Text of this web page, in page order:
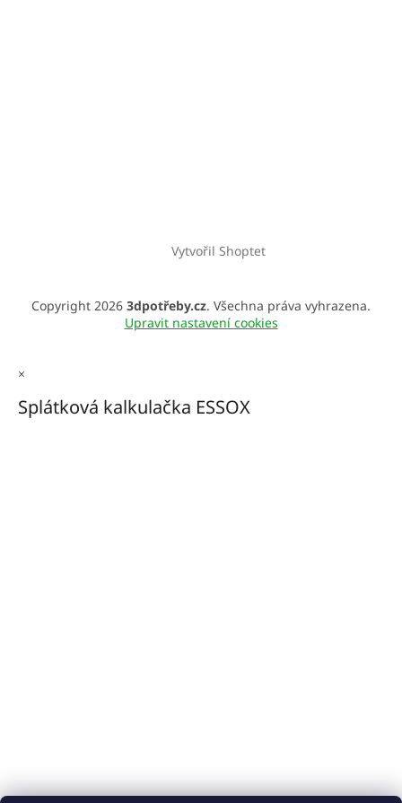
Vytvořil Shoptet
Copyright 2026 3dpotřeby.cz. Všechna práva vyhrazena.
Upravit nastavení cookies
×
Splátková kalkulačka ESSOX